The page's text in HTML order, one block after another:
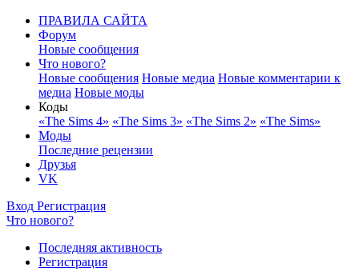
ПРАВИЛА САЙТА
Форум
Новые сообщения
Что нового?
Новые сообщения Новые медиа Новые комментарии к
медиа Новые моды
Коды
«The Sims 4» «The Sims 3» «The Sims 2» «The Sims»
Моды
Последние рецензии
Друзья
VK
Вход Регистрация
Что нового?
Последняя активность
Регистрация